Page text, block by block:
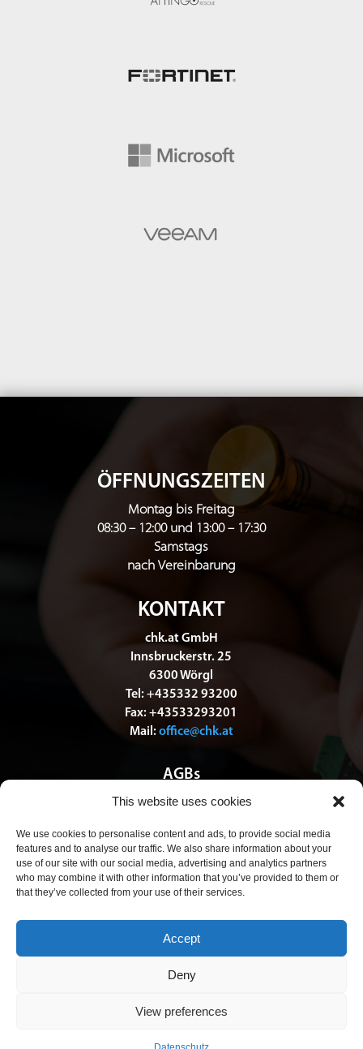
This website uses cookies
We use cookies to personalise content and ads, to provide social media
features and to analyse our traffic. We also share information about your
use of our site with our social media, advertising and analytics partners
who may combine it with other information that you’ve provided to them or
that they’ve collected from your use of their services.
Accept
Deny
View preferences
ÖFFNUNGSZEITEN
Montag bis Freitag
08:30 – 12:00 und 13:00 – 17:30
Samstags
nach Vereinbarung
KONTAKT
chk.at GmbH
Innsbruckerstr. 25
6300 Wörgl
Tel: +435332 93200
Fax: +43533293201
Mail:office@chk.at
AGBs
Impressum
© Copyright 2025 – chk.at GmbH